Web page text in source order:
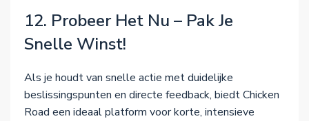
12. Probeer Het Nu – Pak Je
Snelle Winst!
Als je houdt van snelle actie met duidelijke
beslissingspunten en directe feedback, biedt Chicken
Road een ideaal platform voor korte, intensieve